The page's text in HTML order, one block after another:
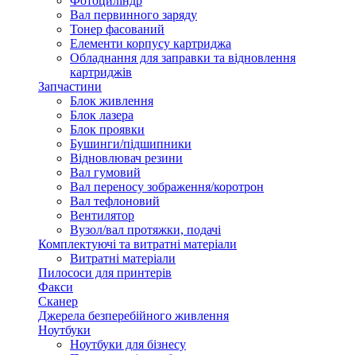
Вал первинного заряду
Тонер фасований
Елементи корпусу картриджа
Обладнання для заправки та відновлення
картриджів
Запчастини
Блок живлення
Блок лазера
Блок проявки
Бушинги/підшипники
Відновлювач резини
Вал гумовий
Вал переносу зображення/коротрон
Вал тефлоновий
Вентилятор
Вузол/вал протяжки, подачі
Комплектуючі та витратні матеріали
Витратні матеріали
Пилососи для принтерів
Факси
Сканер
Джерела безперебійного живлення
Ноутбуки
Ноутбуки для бізнесу